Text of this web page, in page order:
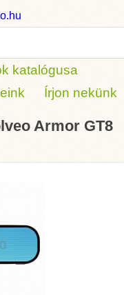
katalógusa
Írjon nekünk
Armor GT8